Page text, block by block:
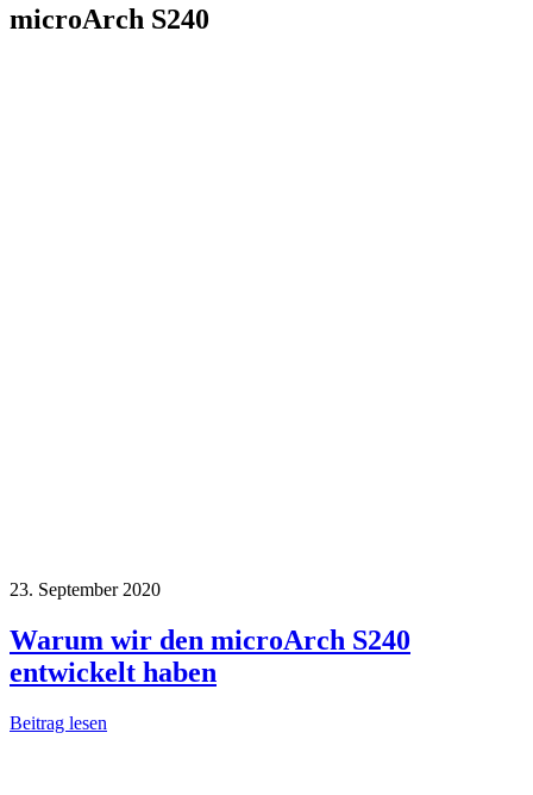
microArch S240
23. September 2020
Warum wir den microArch S240
entwickelt haben
Beitrag lesen